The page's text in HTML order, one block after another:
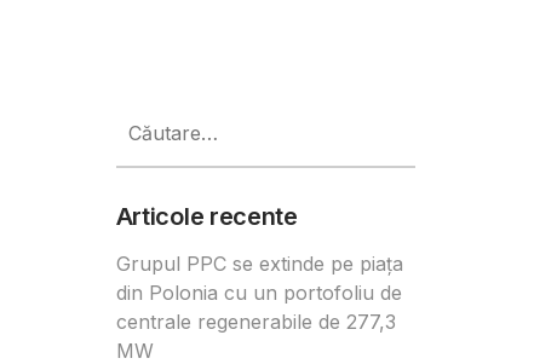
după:
Articole recente
Grupul PPC se extinde pe piața
din Polonia cu un portofoliu de
centrale regenerabile de 277,3
MW